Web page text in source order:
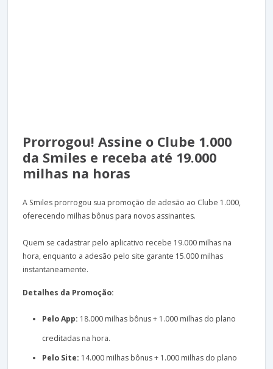
Prorrogou! Assine o Clube 1.000
da Smiles e receba até 19.000
milhas na horas
A Smiles prorrogou sua promoção de adesão ao Clube 1.000,
oferecendo milhas bônus para novos assinantes.
Quem se cadastrar pelo aplicativo recebe 19.000 milhas na
hora, enquanto a adesão pelo site garante 15.000 milhas
instantaneamente.
Detalhes da Promoção:
Pelo App: 18.000 milhas bônus + 1.000 milhas do plano
creditadas na hora.
Pelo Site: 14.000 milhas bônus + 1.000 milhas do plano